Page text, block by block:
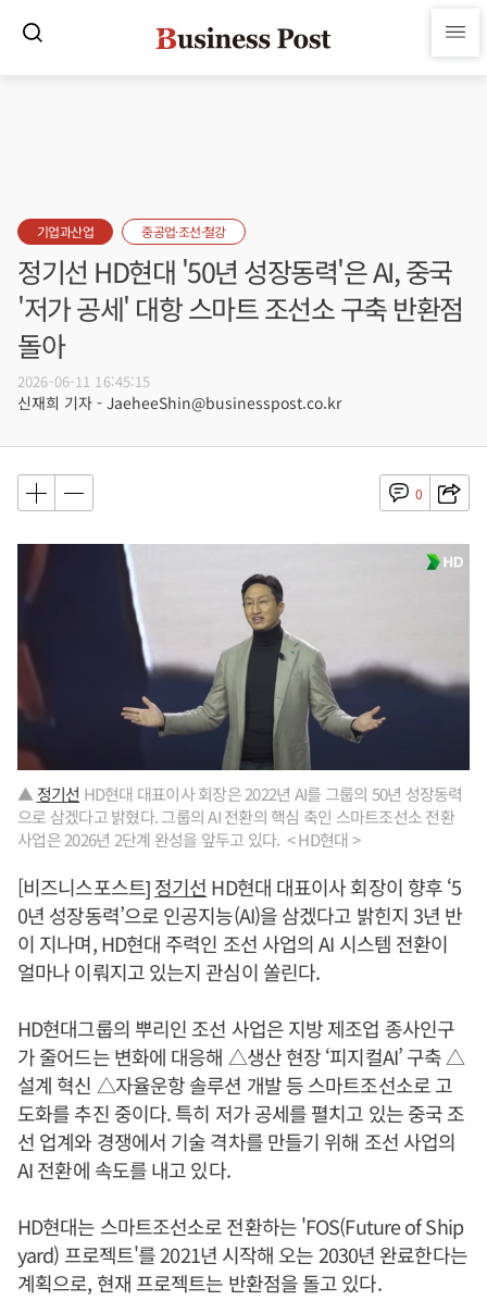
기업과산업 중공업·조선·철강
정기선 HD현대 '50년 성장동력'은 AI, 중국
'저가 공세' 대항 스마트 조선소 구축 반환점
돌아
2026-06-11 16:45:15
신재희 기자 - JaeheeShin@businesspost.co.kr
0
▲ 정기선 HD현대 대표이사 회장은 2022년 AI를 그룹의 50년 성장동력
으로 삼겠다고 밝혔다. 그룹의 AI 전환의 핵심 축인 스마트조선소 전환
사업은 2026년 2단계 완성을 앞두고 있다. < HD현대 >
[비즈니스포스트]정기선 HD현대 대표이사 회장이 향후 ‘5
0년 성장동력’으로 인공지능(AI)을 삼겠다고 밝힌지 3년 반
이 지나며, HD현대 주력인 조선 사업의 AI 시스템 전환이
얼마나 이뤄지고 있는지 관심이 쏠린다.
HD현대그룹의 뿌리인 조선 사업은 지방 제조업 종사인구
가 줄어드는 변화에 대응해 △생산 현장 ‘피지컬AI’ 구축 △
설계 혁신 △자율운항 솔루션 개발 등 스마트조선소로 고
도화를 추진 중이다. 특히 저가 공세를 펼치고 있는 중국 조
선 업계와 경쟁에서 기술 격차를 만들기 위해 조선 사업의
AI 전환에 속도를 내고 있다.
HD현대는 스마트조선소로 전환하는 'FOS(Future of Ship
yard) 프로젝트'를 2021년 시작해 오는 2030년 완료한다는
계획으로, 현재 프로젝트는 반환점을 돌고 있다.